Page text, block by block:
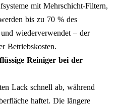
mit Mehrschicht-Filtern,
bis zu 70 % des
wiederverwendet – der
Betriebskosten.
Reiniger bei der
Lack schnell ab, während
haftet. Die längere